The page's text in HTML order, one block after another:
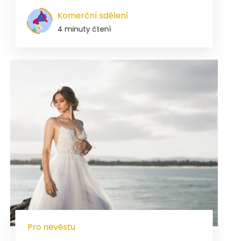
Komerční sdělení
4 minuty čtení
Pro nevěstu